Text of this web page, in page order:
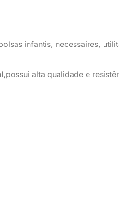
infantis, necessaires,
possui alta qualidade e